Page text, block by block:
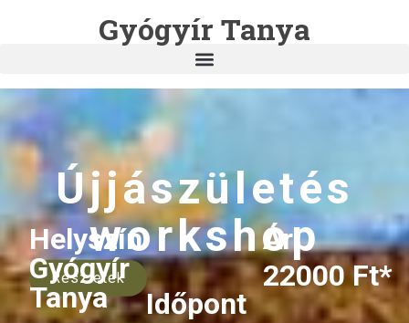
Gyógyír Tanya
Újjászületés
workshop
Részletek
Helyszín
Gyógyír
Tanya
Időpont
Ár
22000 Ft*